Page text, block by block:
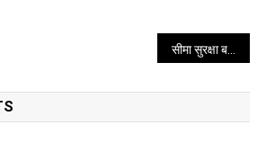
सीमा सुरक्षा बढ़ी संवेदनशील ठिकानों पर एंटी-ड्रोन सिस्टम की तैयारी तेज